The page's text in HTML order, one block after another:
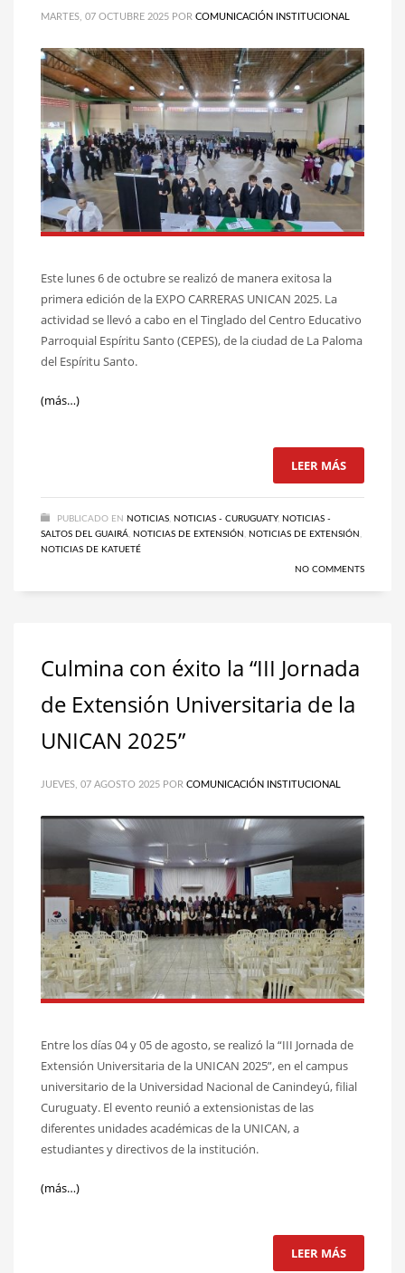
MARTES, 07 OCTUBRE 2025 POR COMUNICACIÓN INSTITUCIONAL
Este lunes 6 de octubre se realizó de manera exitosa la
primera edición de la EXPO CARRERAS UNICAN 2025. La
actividad se llevó a cabo en el Tinglado del Centro Educativo
Parroquial Espíritu Santo (CEPES), de la ciudad de La Paloma
del Espíritu Santo.
(más…)
LEER MÁS
PUBLICADO EN NOTICIAS NOTICIAS - CURUGUATY, NOTICIAS -
SALTOS DEL GUAIRÁ NOTICIAS DE EXTENSIÓN NOTICIAS DE EXTENSIÓN
NOTICIAS DE KATUETÉ
NO COMMENTS
Culmina con éxito la “III Jornada
de Extensión Universitaria de la
UNICAN 2025”
JUEVES, 07 AGOSTO 2025 POR COMUNICACIÓN INSTITUCIONAL
Entre los días 04 y 05 de agosto, se realizó la “III Jornada de
Extensión Universitaria de la UNICAN 2025”, en el campus
universitario de la Universidad Nacional de Canindeyú, filial
Curuguaty. El evento reunió a extensionistas de las
diferentes unidades académicas de la UNICAN, a
estudiantes y directivos de la institución.
(más…)
LEER MÁS